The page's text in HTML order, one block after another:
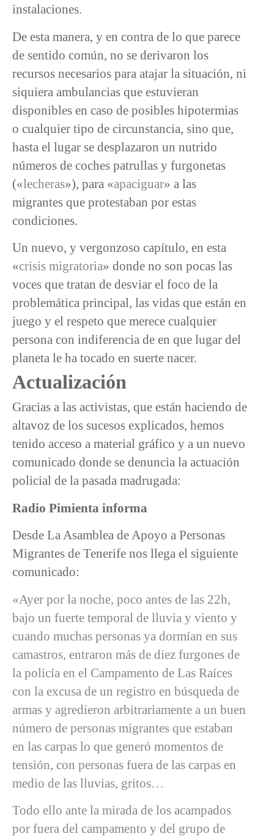
instalaciones.
De esta manera, y en contra de lo que parece
de sentido común, no se derivaron los
recursos necesarios para atajar la situación, ni
siquiera ambulancias que estuvieran
disponibles en caso de posibles hipotermias
o cualquier tipo de circunstancia, sino que,
hasta el lugar se desplazaron un nutrido
números de coches patrullas y furgonetas
(«lecheras»), para «apaciguar» a las
migrantes que protestaban por estas
condiciones.
Un nuevo, y vergonzoso capítulo, en esta
«crisis migratoria» donde no son pocas las
voces que tratan de desviar el foco de la
problemática principal, las vidas que están en
juego y el respeto que merece cualquier
persona con indiferencia de en que lugar del
planeta le ha tocado en suerte nacer.
Actualización
Gracias a las activistas, que están haciendo de
altavoz de los sucesos explicados, hemos
tenido acceso a material gráfico y a un nuevo
comunicado donde se denuncia la actuación
policial de la pasada madrugada:
Radio Pimienta informa
Desde La Asamblea de Apoyo a Personas
Migrantes de Tenerife nos llega el siguiente
comunicado:
«Ayer por la noche, poco antes de las 22h,
bajo un fuerte temporal de lluvia y viento y
cuando muchas personas ya dormían en sus
camastros, entraron más de diez furgones de
la policía en el Campamento de Las Raíces
con la excusa de un registro en búsqueda de
armas y agredieron arbitrariamente a un buen
número de personas migrantes que estaban
en las carpas lo que generó momentos de
tensión, con personas fuera de las carpas en
medio de las lluvias, gritos…
Todo ello ante la mirada de los acampados
por fuera del campamento y del grupo de